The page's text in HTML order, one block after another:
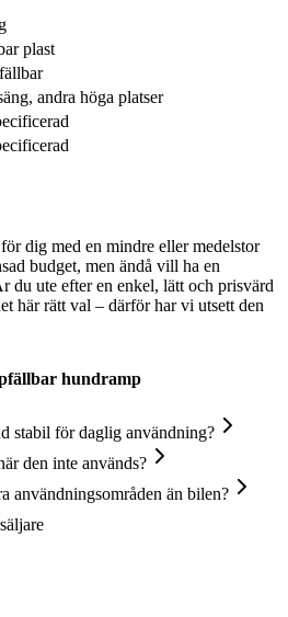
plast
andra höga platser
dig med en mindre eller medelstor
budget, men ändå vill ha en
du ute efter en enkel, lätt och prisvärd
här rätt val – därför har vi utsett den
hundramp
stabil för daglig användning?
den inte används?
användningsområden än bilen?